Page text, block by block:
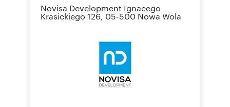
Novisa Development Ignacego
Krasickiego 126, 05-500 Nowa Wola